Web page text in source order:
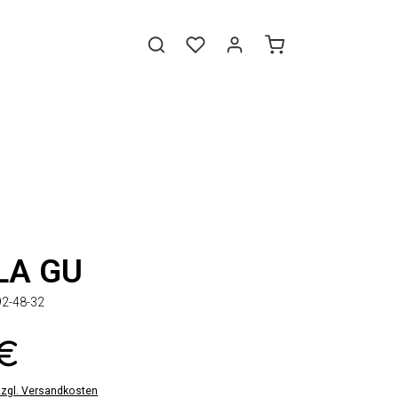
GU
48-32
Versandkosten